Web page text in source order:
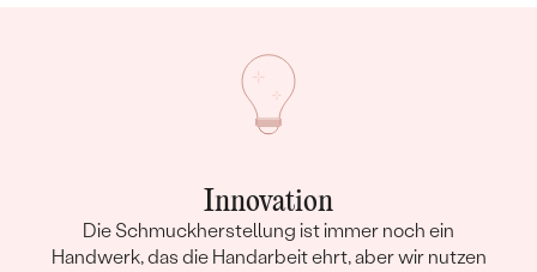
Innovation
Die Schmuckherstellung ist immer noch ein
Handwerk, das die Handarbeit ehrt, aber wir nutzen